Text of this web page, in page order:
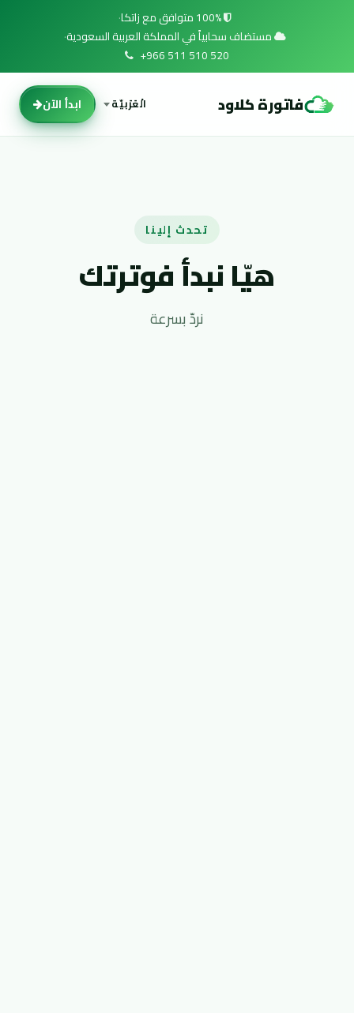
تخطي للذهاب إلى المحتوى
100% متوافق مع زاتكا
·
مستضاف سحابياً في المملكة العربية السعودية·
+966 511 510 520
فاتورة كلاود الْعَرَبيّة ابدأ الآن
تحدث إلينا
هيّا نبدأ فوترتك
نردّ بسرعة